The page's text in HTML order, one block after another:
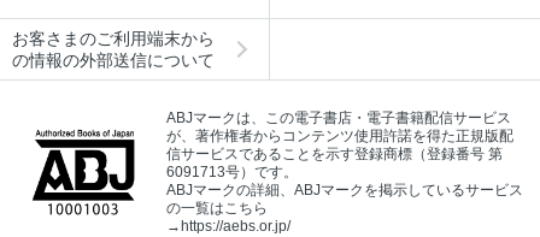
お客さまのご利用端末から
の情報の外部送信について
ABJマークは、この電子書店・電子書籍配信サービス
が、著作権者からコンテンツ使用許諾を得た正規版配
信サービスであることを示す登録商標（登録番号 第
6091713号）です。
ABJマークの詳細、ABJマークを掲示しているサービス
の一覧はこちら
→ https://aebs.or.jp/